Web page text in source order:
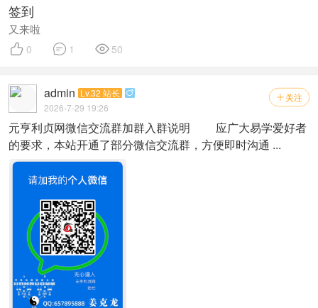
签到
又来啦
 0  1  50
 关注
admin Lv.32 站长 
2026-7-29 19:26
元亨利贞网微信交流群加群入群说明 应广大易学爱好者
的要求，本站开通了部分微信交流群，方便即时沟通 ...